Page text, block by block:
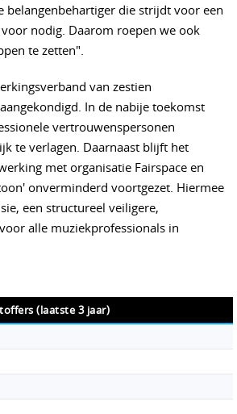
belangenbehartiger die strijdt voor een
nodig. Daarom roepen we ook
te zetten".
van zestien
In de nabije toekomst
vertrouwenspersonen
te verlagen. Daarnaast blijft het
met organisatie Fairspace en
onverminderd voortgezet. Hiermee
een structureel veiligere,
alle muziekprofessionals in
(laatste 3 jaar)